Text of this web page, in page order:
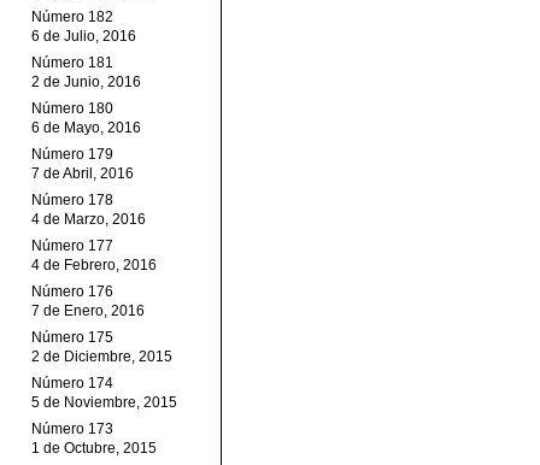
Número 182
6 de Julio, 2016
Número 181
2 de Junio, 2016
Número 180
6 de Mayo, 2016
Número 179
7 de Abril, 2016
Número 178
4 de Marzo, 2016
Número 177
4 de Febrero, 2016
Número 176
7 de Enero, 2016
Número 175
2 de Diciembre, 2015
Número 174
5 de Noviembre, 2015
Número 173
1 de Octubre, 2015